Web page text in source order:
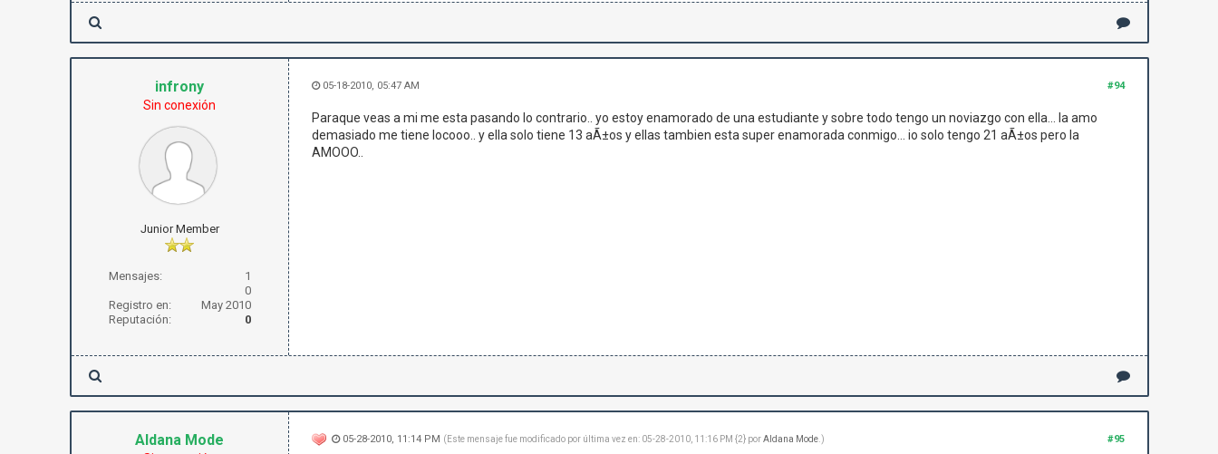
infrony
Sin conexión
Junior Member
Mensajes:
1
0
Registro en:
May 2010
Reputación:
0
#94
05-18-2010, 05:47 AM
Paraque veas a mi me esta pasando lo contrario.. yo estoy enamorado de una estudiante y sobre todo tengo un noviazgo con ella... la amo
demasiado me tiene locooo.. y ella solo tiene 13 aÃ±os y ellas tambien esta super enamorada conmigo... io solo tengo 21 aÃ±os pero la
AMOOO..
Aldana Mode #95
05-28-2010, 11:14 PM (Este mensaje fue modificado por última vez en: 05-28-2010, 11:16 PM {2} porAldana Mode.)